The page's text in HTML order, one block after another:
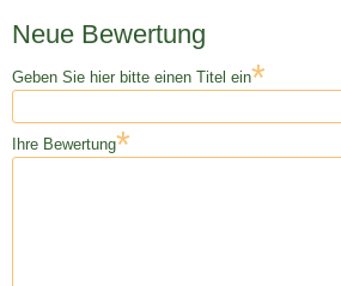
Neue Bewertung
Geben Sie hier bitte einen Titel ein*
Ihre Bewertung*